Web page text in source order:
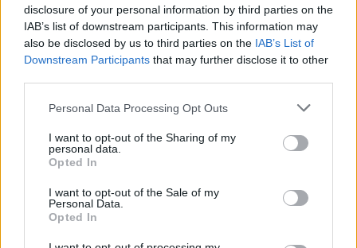
disclosure of your personal information by third parties on the
IAB’s list of downstream participants. This information may
also be disclosed by us to third parties on the IAB’s List of
Downstream Participants that may further disclose it to other
Please note that this website/app uses one or more Google
not limited to your visit or usage behaviour. You may click to
grant or deny consent to Google and its third-party tags to
use your data for below specified purposes in below Google
consent section.
Personal Data Processing Opt Outs
I want to opt-out of the Sharing of my
personal data.
Opted In
I want to opt-out of the Sale of my
Personal Data.
Opted In
ÖRÖMHÍR: TÍZ ÉVE NEM VOLT ILYEN ALACSONY AZ